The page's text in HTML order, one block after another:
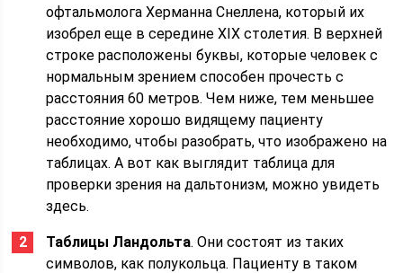
офтальмолога Херманна Снеллена, который их
изобрел еще в середине XIX столетия. В верхней
строке расположены буквы, которые человек с
нормальным зрением способен прочесть с
расстояния 60 метров. Чем ниже, тем меньшее
расстояние хорошо видящему пациенту
необходимо, чтобы разобрать, что изображено на
таблицах. А вот как выглядит таблица для
проверки зрения на дальтонизм, можно увидеть
здесь.
Таблицы Ландольта. Они состоят из таких
символов, как полукольца. Пациенту в таком